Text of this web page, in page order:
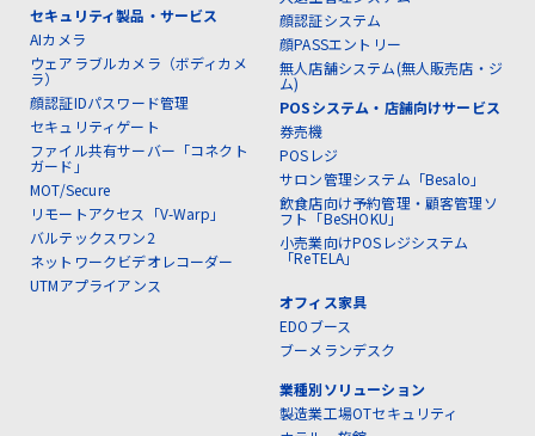
セキュリティ製品・サービス
AIカメラ
ウェアラブルカメラ（ボディカメ
ラ）
顔認証IDパスワード管理
セキュリティゲート
ファイル共有サーバー「コネクト
ガード」
MOT/Secure
リモートアクセス「V-Warp」
バルテックスワン2
ネットワークビデオレコーダー
UTMアプライアンス
顔認証システム
顔PASSエントリー
無人店舗システム(無人販売店・ジ
ム)
POSシステム・店舗向けサービス
券売機
POSレジ
サロン管理システム「Besalo」
飲食店向け予約管理・顧客管理ソ
フト「BeSHOKU」
小売業向けPOSレジシステム
「ReTELA」
オフィス家具
EDOブース
ブーメランデスク
業種別ソリューション
製造業工場OTセキュリティ